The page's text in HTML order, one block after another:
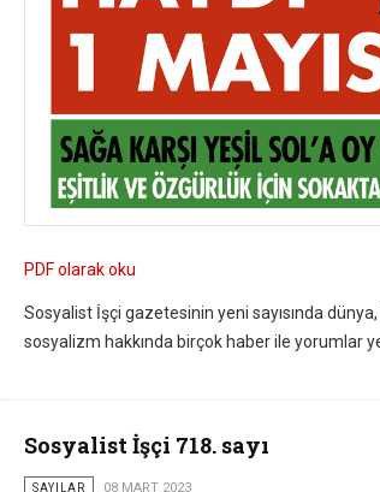
PDF olarak oku
Sosyalist İşçi gazetesinin yeni sayısında
sosyalizm hakkında birçok haber ile yorumlar
Sosyalist İşçi 718. sayı
SAYILAR 08 MART 2023